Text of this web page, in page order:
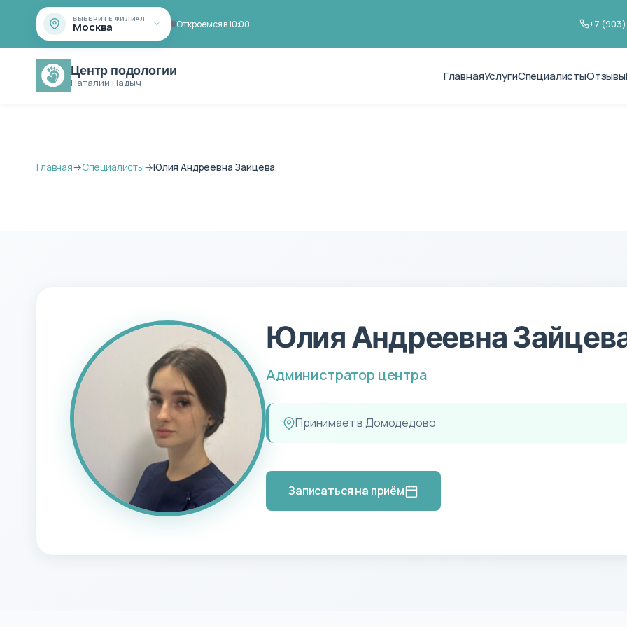
ВЫБЕРИТЕ ФИЛИАЛ
Москва Откроемся в 10:00 +7
Центр подологии
Наталии Надыч ГлавнаяУслугиСпециалистыОтзывы
Главная→Специалисты→Юлия Андреевна Зайцева
Юлия Андреевна
Администратор центра
Принимает в Домодедово
Записаться на приём